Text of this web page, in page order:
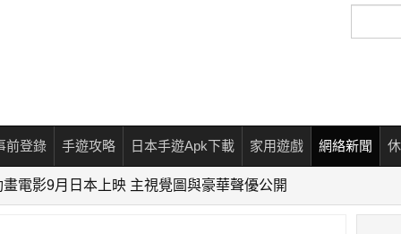
尋
前登錄 手遊攻略 日本手遊Apk下載 家用遊戲 網絡新聞
電影9月日本上映 主視覺圖與豪華聲優公開